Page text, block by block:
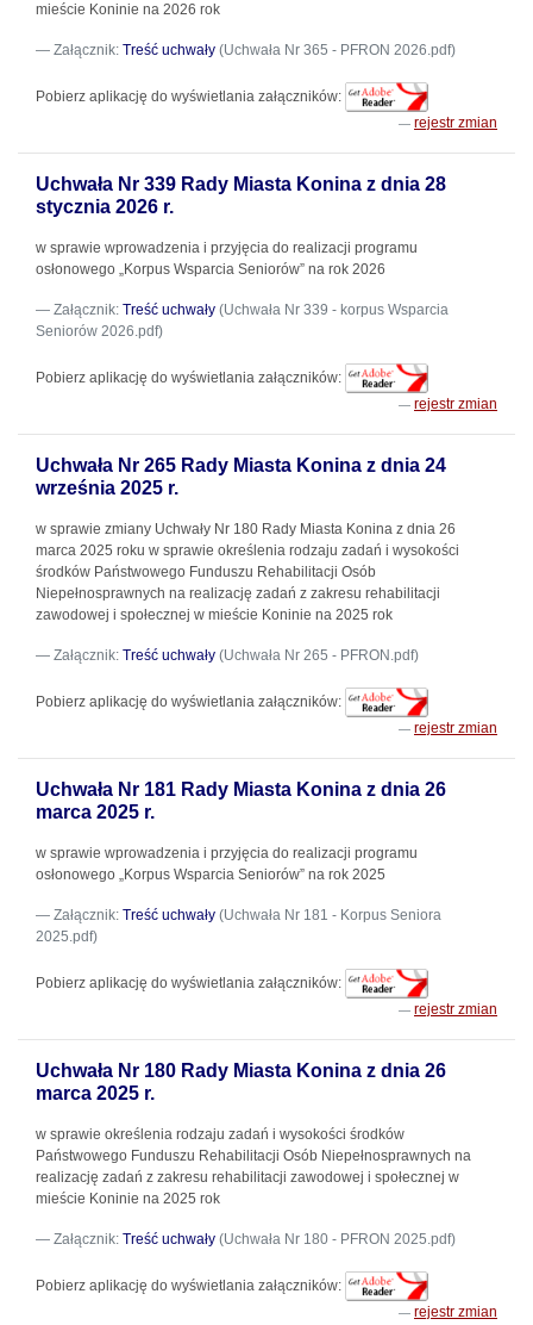
mieście Koninie na 2026 rok
Załącznik: Treść uchwały (Uchwała Nr 365 - PFRON 2026.pdf)
Pobierz aplikację do wyświetlania załączników:
rejestr zmian
Uchwała Nr 339 Rady Miasta Konina z dnia 28
stycznia 2026 r.
w sprawie wprowadzenia i przyjęcia do realizacji programu
osłonowego „Korpus Wsparcia Seniorów” na rok 2026
Załącznik: Treść uchwały (Uchwała Nr 339 - korpus Wsparcia
Seniorów 2026.pdf)
Pobierz aplikację do wyświetlania załączników:
rejestr zmian
Uchwała Nr 265 Rady Miasta Konina z dnia 24
września 2025 r.
w sprawie zmiany Uchwały Nr 180 Rady Miasta Konina z dnia 26
marca 2025 roku w sprawie określenia rodzaju zadań i wysokości
środków Państwowego Funduszu Rehabilitacji Osób
Niepełnosprawnych na realizację zadań z zakresu rehabilitacji
zawodowej i społecznej w mieście Koninie na 2025 rok
Załącznik: Treść uchwały (Uchwała Nr 265 - PFRON.pdf)
Pobierz aplikację do wyświetlania załączników:
rejestr zmian
Uchwała Nr 181 Rady Miasta Konina z dnia 26
marca 2025 r.
w sprawie wprowadzenia i przyjęcia do realizacji programu
osłonowego „Korpus Wsparcia Seniorów” na rok 2025
Załącznik: Treść uchwały (Uchwała Nr 181 - Korpus Seniora
2025.pdf)
Pobierz aplikację do wyświetlania załączników:
rejestr zmian
Uchwała Nr 180 Rady Miasta Konina z dnia 26
marca 2025 r.
w sprawie określenia rodzaju zadań i wysokości środków
Państwowego Funduszu Rehabilitacji Osób Niepełnosprawnych na
realizację zadań z zakresu rehabilitacji zawodowej i społecznej w
mieście Koninie na 2025 rok
Załącznik: Treść uchwały (Uchwała Nr 180 - PFRON 2025.pdf)
Pobierz aplikację do wyświetlania załączników:
rejestr zmian